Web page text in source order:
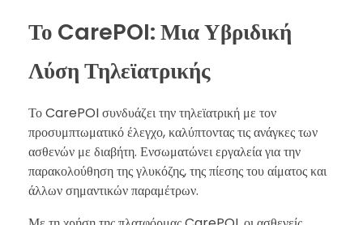
Το CarePOI: Μια Υβριδική
Λύση Τηλεϊατρικής
Το CarePOI συνδυάζει την τηλεϊατρική με τον
προσυμπτωματικό έλεγχο, καλύπτοντας τις ανάγκες των
ασθενών με διαβήτη. Ενσωματώνει εργαλεία για την
παρακολούθηση της γλυκόζης, της πίεσης του αίματος και
άλλων σημαντικών παραμέτρων.